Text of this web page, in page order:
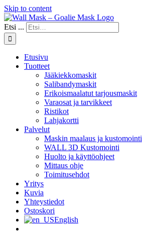
Skip to content
Etsi ...
Etusivu
Tuotteet
Jääkiekkomaskit
Salibandymaskit
Erikoismaalatut tarjousmaskit
Varaosat ja tarvikkeet
Ristikot
Lahjakortti
Palvelut
Maskin maalaus ja kustomointi
WALL 3D Kustomointi
Huolto ja käyttöohjeet
Mittaus ohje
Toimitusehdot
Yritys
Kuvia
Yhteystiedot
Ostoskori
English